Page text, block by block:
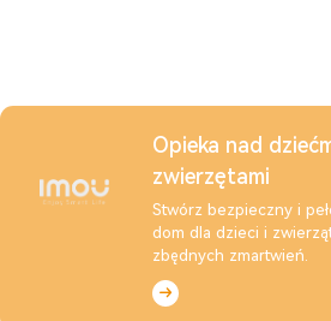
Opieka nad
zwierzętami
Stwórz bezpieczny i
dom dla dzieci i
zbędnych zmartwień.